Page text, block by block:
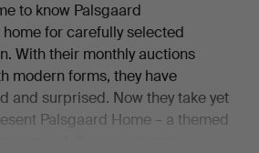
to know Palsgaard
for carefully selected
With their monthly auctions
modern forms, they have
and surprised. Now they take yet
Palsgaard Home – a themed